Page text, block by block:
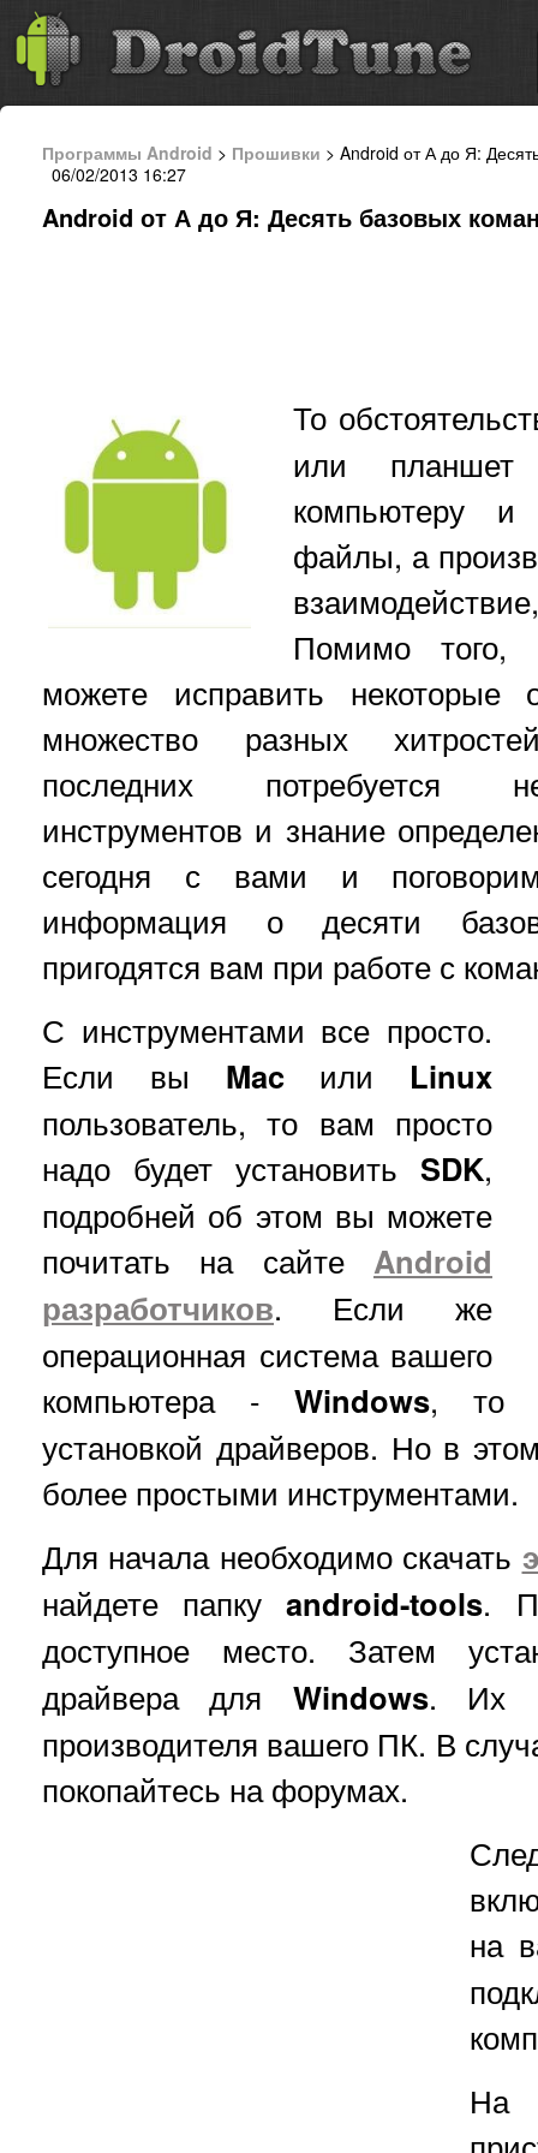
Программы Android > Прошивки > Android от А до Я:
06/02/2013 16:27
Android от А до Я: Десять базовых
То
или
компьютеру
файлы, а
Помимо того,
можете исправить некоторые
множество разных
последних потребуется
инструментов и знание
сегодня с вами и
информация о десяти
пригодятся вам при работе с
С инструментами все просто.
Если вы Macили Linux
пользователь, то вам просто
надо будет установить SDK,
подробней об этом вы можете
почитать на сайте Android
разработчиков. Если же
операционная система вашего
компьютера - Windows, то
установкой драйверов. Но в
более простыми инструментами.
Для начала необходимо скачать
найдете папкуandroid-tools.
доступное место. Затем
драйвера для Windows. Их
производителя вашего ПК. В
покопайтесь на форумах.
на
На